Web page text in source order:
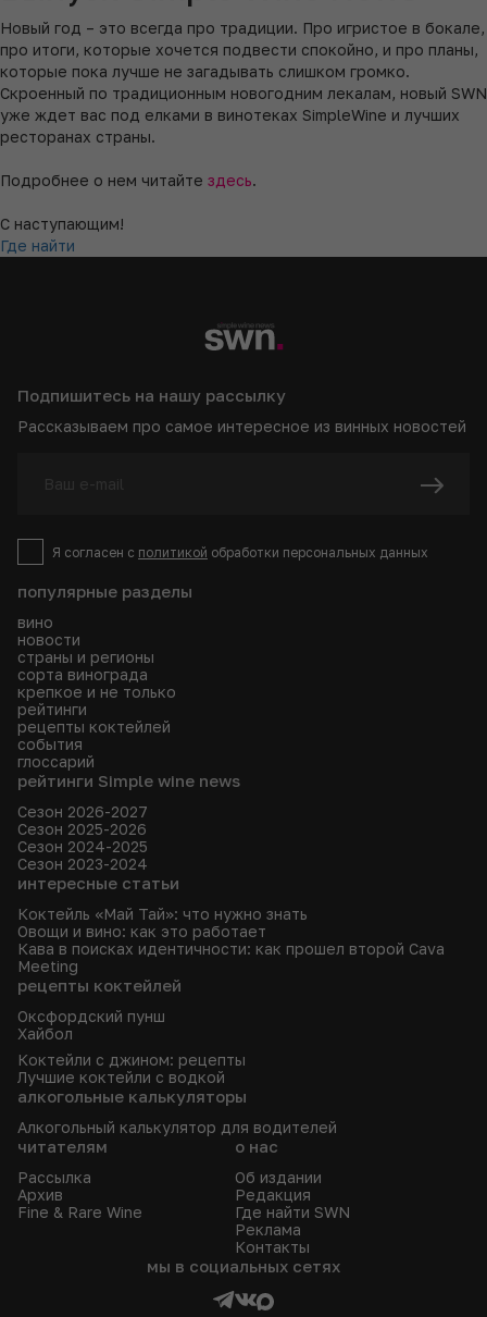
Новый год – это всегда про традиции. Про игристое в бокале,
про итоги, которые хочется подвести спокойно, и про планы,
которые пока лучше не загадывать слишком громко.
Скроенный по традиционным новогодним лекалам, новый SWN
уже ждет вас под елками в винотеках SimpleWine и лучших
ресторанах страны.
Подробнее о нем читайте здесь.
С наступающим!
Где найти
популярные разделы
вино
новости
страны и регионы
сорта винограда
крепкое и не только
рейтинги
рецепты коктейлей
события
глоссарий
рейтинги Simple wine news
Сезон 2026-2027
Сезон 2025-2026
Сезон 2024-2025
Сезон 2023-2024
интересные статьи
Коктейль «Май Тай»: что нужно знать
Овощи и вино: как это работает
Кава в поисках идентичности: как прошел второй Cava
Meeting
рецепты коктейлей
Оксфордский пунш
Хайбол
Коктейли с джином: рецепты
Лучшие коктейли с водкой
алкогольные калькуляторы
Алкогольный калькулятор для водителей
читателям
Рассылка
Архив
Fine & Rare Wine
о нас
Об издании
Редакция
Где найти SWN
Реклама
Контакты
Подпишитесь на нашу рассылку
Рассказываем про самое интересное из винных новостей
Я согласен с политикой обработки персональных данных
мы в социальных сетях